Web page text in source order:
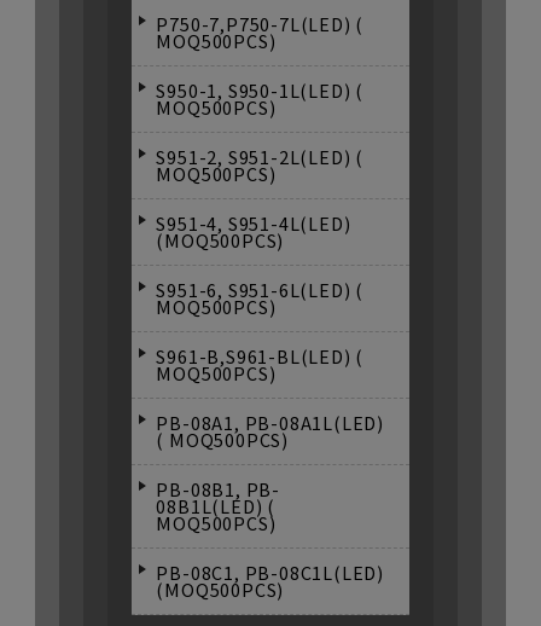
P750-7,P750-7L(LED) (
MOQ500PCS)
S950-1, S950-1L(LED) (
MOQ500PCS)
S951-2, S951-2L(LED) (
MOQ500PCS)
S951-4, S951-4L(LED)
(MOQ500PCS)
S951-6, S951-6L(LED) (
MOQ500PCS)
S961-B,S961-BL(LED) (
MOQ500PCS)
PB-08A1, PB-08A1L(LED)
( MOQ500PCS)
PB-08B1, PB-
08B1L(LED) (
MOQ500PCS)
PB-08C1, PB-08C1L(LED)
(MOQ500PCS)